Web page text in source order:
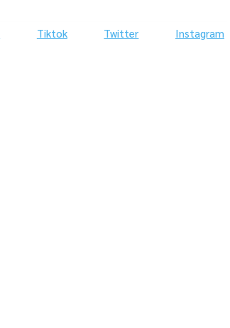
Tiktok Twitter Instagram